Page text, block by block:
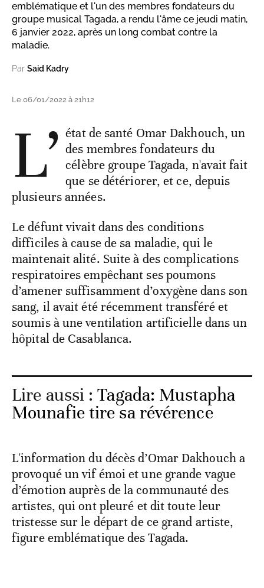
emblématique et l'un des membres fondateurs du
groupe musical Tagada, a rendu l'âme ce jeudi matin,
6 janvier 2022, après un long combat contre la
maladie.
Par Said Kadry
Le 06/01/2022 à 21h12
L’ état de santé Omar Dakhouch, un
des membres fondateurs du
célèbre groupe Tagada, n'avait fait
que se détériorer, et ce, depuis
plusieurs années.
Le défunt vivait dans des conditions
difficiles à cause de sa maladie, qui le
maintenait alité. Suite à des complications
respiratoires empêchant ses poumons
d’amener suffisamment d’oxygène dans son
sang, il avait été récemment transféré et
soumis à une ventilation artificielle dans un
hôpital de Casablanca.
Lire aussi :Tagada: Mustapha
Mounafie tire sa révérence
L'information du décès d’Omar Dakhouch a
provoqué un vif émoi et une grande vague
d’émotion auprès de la communauté des
artistes, qui ont pleuré et dit toute leur
tristesse sur le départ de ce grand artiste,
figure emblématique des Tagada.